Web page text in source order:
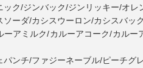
ック/ジンバック/ジンリッキー/オレ
ソーダ/カシスウーロン/カシスバッ
ーアミルク/カルーアコーク/カル
パンチ/ファジーネーブル/ピーチグ